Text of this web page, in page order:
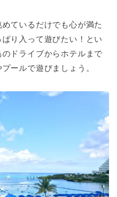
ているだけでも心が満た
り入って遊びたい！とい
ドライブからホテルまで
ールで遊びましょう。